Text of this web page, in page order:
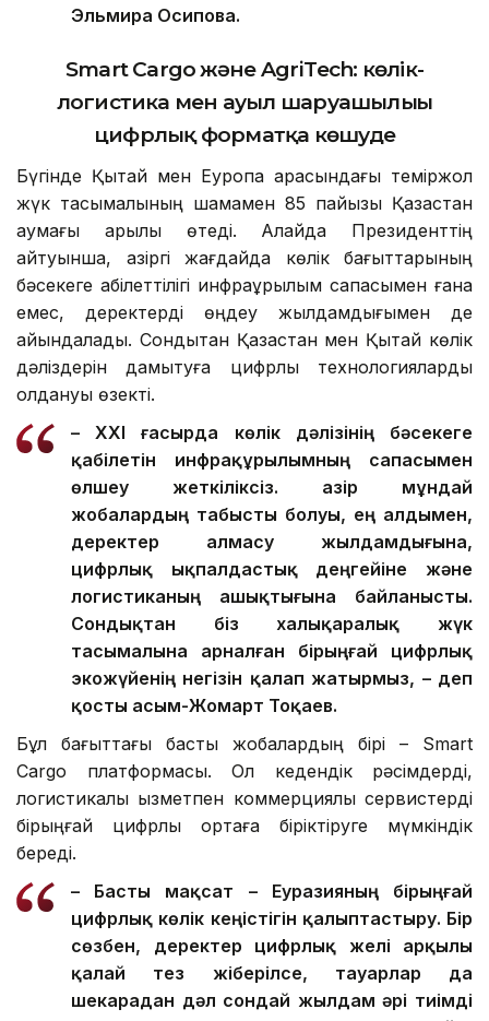
Эльмира Осипова.
Smart Cargo және AgriTech: көлік-
логистика мен ауыл шаруашылығы
цифрлық форматқа көшуде
Бүгінде Қытай мен Еуропа арасындағы теміржол
жүк тасымалының шамамен 85 пайызы Қазақстан
аумағы арқылы өтеді. Алайда Президенттің
айтуынша, қазіргі жағдайда көлік бағыттарының
бәсекеге қабілеттілігі инфрақұрылым сапасымен ғана
емес, деректерді өңдеу жылдамдығымен де
айқындалады. Сондықтан Қазақстан мен Қытай көлік
дәліздерін дамытуға цифрлық технологияларды
қолдануы өзекті.
– XXI ғасырда көлік дәлізінің бәсекеге
қабілетін инфрақұрылымның сапасымен
өлшеу жеткіліксіз. Қазір мұндай
жобалардың табысты болуы, ең алдымен,
деректер алмасу жылдамдығына,
цифрлық ықпалдастық деңгейіне және
логистиканың ашықтығына байланысты.
Сондықтан біз халықаралық жүк
тасымалына арналған бірыңғай цифрлық
экожүйенің негізін қалап жатырмыз, – деп
қосты Қасым-Жомарт Тоқаев.
Бұл бағыттағы басты жобалардың бірі – Smart
Cargo платформасы. Ол кедендік рәсімдерді,
логистикалық қызметпен коммерциялық сервистерді
бірыңғай цифрлық ортаға біріктіруге мүмкіндік
береді.
– Басты мақсат – Еуразияның бірыңғай
цифрлық көлік кеңістігін қалыптастыру. Бір
сөзбен, деректер цифрлық желі арқылы
қалай тез жіберілсе, тауарлар да
шекарадан дәл сондай жылдам әрі тиімді